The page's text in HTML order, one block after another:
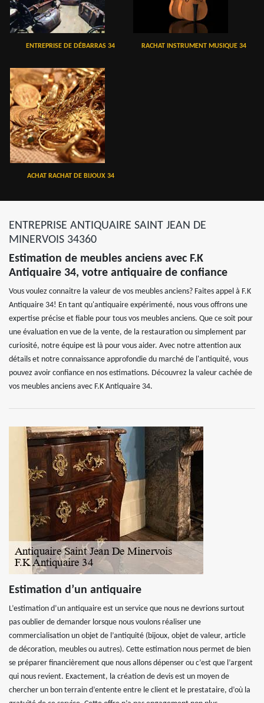
ENTREPRISE DE DÉBARRAS 34 RACHAT INSTRUMENT MUSIQUE 34
ACHAT RACHAT DE BIJOUX 34
ENTREPRISE ANTIQUAIRE SAINT JEAN DE
MINERVOIS 34360
Estimation de meubles anciens avec F.K
Antiquaire 34, votre antiquaire de confiance
Vous voulez connaitre la valeur de vos meubles anciens? Faites appel à F.K
Antiquaire 34! En tant qu'antiquaire expérimenté, nous vous offrons une
expertise précise et fiable pour tous vos meubles anciens. Que ce soit pour
une évaluation en vue de la vente, de la restauration ou simplement par
curiosité, notre équipe est là pour vous aider. Avec notre attention aux
détails et notre connaissance approfondie du marché de l'antiquité, vous
pouvez avoir confiance en nos estimations. Découvrez la valeur cachée de
vos meubles anciens avec F.K Antiquaire 34.
Estimation d’un antiquaire
L’estimation d’un antiquaire est un service que nous ne devrions surtout
pas oublier de demander lorsque nous voulons réaliser une
commercialisation un objet de l’antiquité (bijoux, objet de valeur, article
de décoration, meubles ou autres). Cette estimation nous permet de bien
se préparer financièrement que nous allons dépenser ou c’est que l’argent
qui nous revient. Exactement, la création de devis est un moyen de
chercher un bon terrain d’entente entre le client et le prestataire, d’où la